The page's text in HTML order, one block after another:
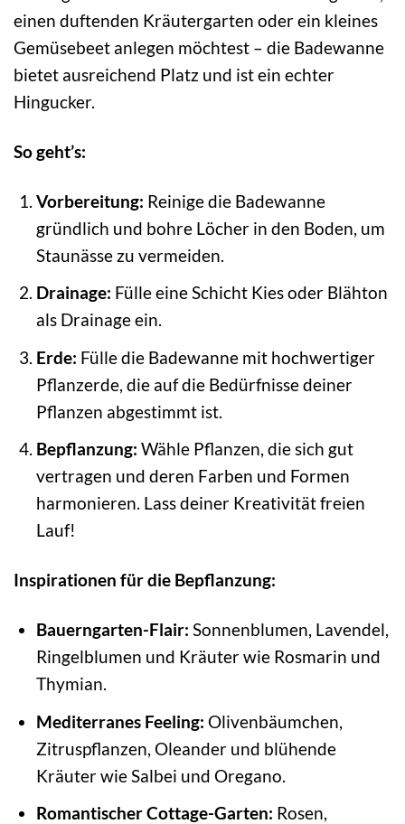
einen duftenden Kräutergarten oder ein kleines
Gemüsebeet anlegen möchtest – die Badewanne
bietet ausreichend Platz und ist ein echter
Hingucker.
So geht’s:
Vorbereitung: Reinige die Badewanne
gründlich und bohre Löcher in den Boden, um
Staunässe zu vermeiden.
Drainage: Fülle eine Schicht Kies oder Blähton
als Drainage ein.
Erde: Fülle die Badewanne mit hochwertiger
Pflanzerde, die auf die Bedürfnisse deiner
Pflanzen abgestimmt ist.
Bepflanzung: Wähle Pflanzen, die sich gut
vertragen und deren Farben und Formen
harmonieren. Lass deiner Kreativität freien
Lauf!
Inspirationen für die Bepflanzung:
Bauerngarten-Flair: Sonnenblumen, Lavendel,
Ringelblumen und Kräuter wie Rosmarin und
Thymian.
Mediterranes Feeling: Olivenbäumchen,
Zitruspflanzen, Oleander und blühende
Kräuter wie Salbei und Oregano.
Romantischer Cottage-Garten: Rosen,